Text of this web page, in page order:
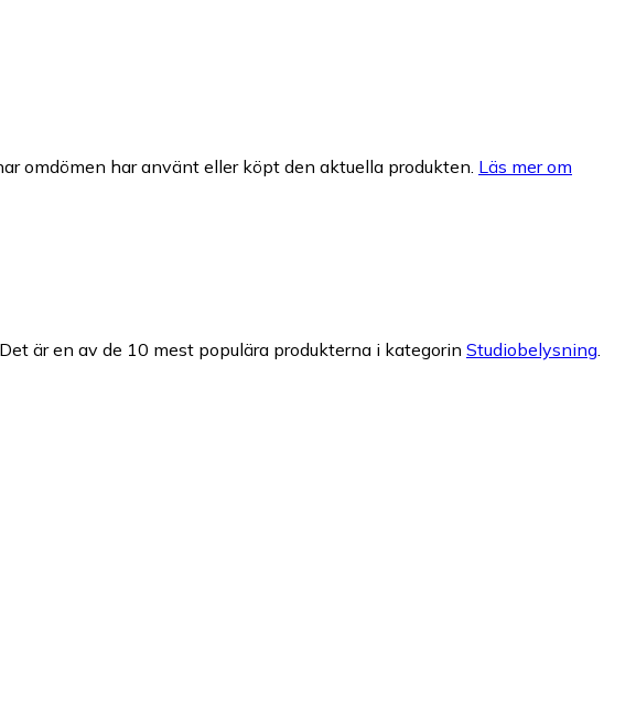
omdömen har använt eller köpt den aktuella produkten. Läs mer om
Det är en av de 10 mest populära produkterna i kategorin Studiobelysning